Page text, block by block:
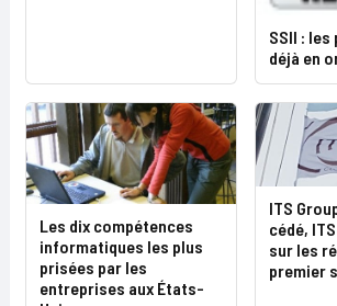
SSII :
déjà en
Les dix compétences
informatiques les plus
prisées par les
entreprises aux États-
ITS
cédé,
sur les
premier